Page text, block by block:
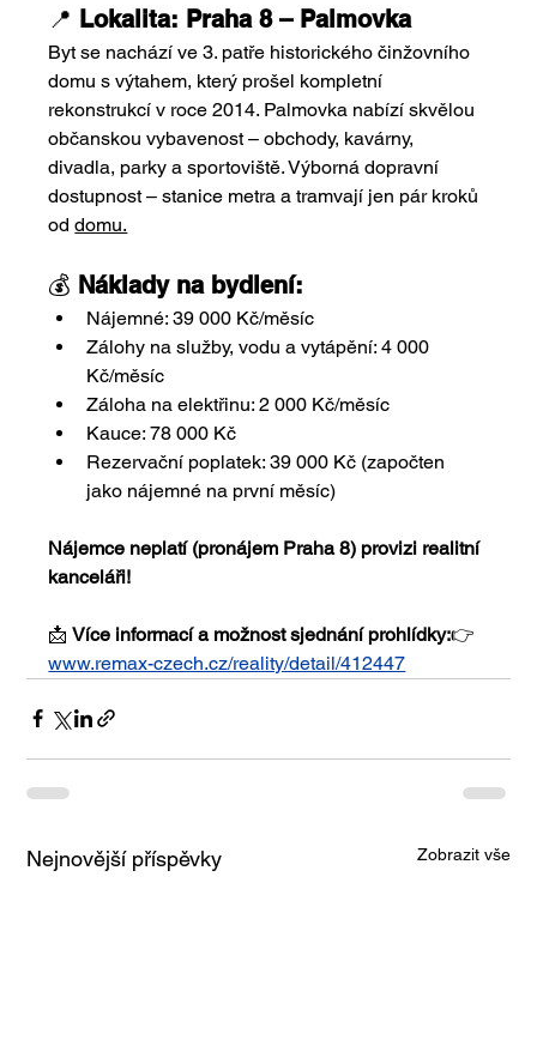
📍 Lokalita: Praha 8 – Palmovka
Byt se nachází ve 3. patře historického činžovního
domu s výtahem, který prošel kompletní
rekonstrukcí v roce 2014. Palmovka nabízí skvělou
občanskou vybavenost – obchody, kavárny,
divadla, parky a sportoviště. Výborná dopravní
dostupnost – stanice metra a tramvají jen pár kroků
od domu.
💰 Náklady na bydlení:
Nájemné: 39 000 Kč/měsíc
Zálohy na služby, vodu a vytápění: 4 000
Kč/měsíc
Záloha na elektřinu: 2 000 Kč/měsíc
Kauce: 78 000 Kč
Rezervační poplatek: 39 000 Kč (započten
jako nájemné na první měsíc)​
Nájemce neplatí (pronájem Praha 8) provizi realitní
kanceláři!
📩 Více informací a možnost sjednání prohlídky:👉
www.remax-czech.cz/reality/detail/412447
Nejnovější příspěvky Zobrazit vše